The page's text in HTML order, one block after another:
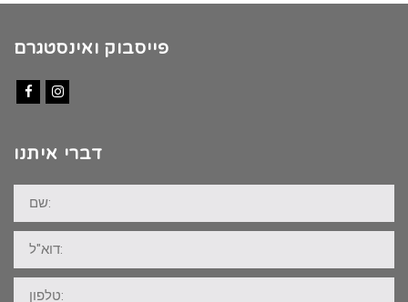
פייסבוק ואינסטגרם
דברי איתנו
שם:
דוא"ל:
טלפון: